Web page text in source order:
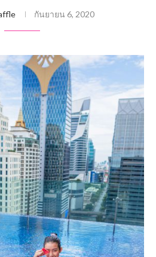
กันยายน 6, 2020